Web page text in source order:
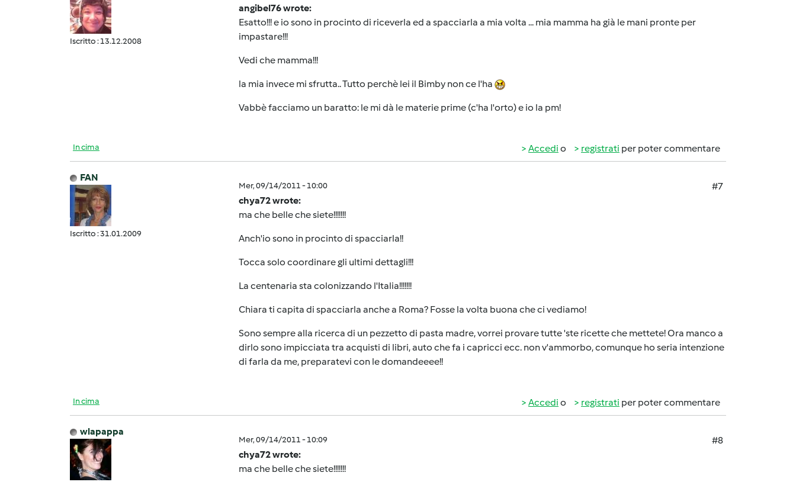
Iscritto : 13.12.2008
angibel76 wrote:
Esatto!!! e io sono in procinto di riceverla ed a spacciarla a mia volta ... mia mamma ha già le mani pronte per
impastare!!!
Vedi che mamma!!!
la mia invece mi sfrutta.. Tutto perchè lei il Bimby non ce l'ha
Vabbè facciamo un baratto: le mi dà le materie prime (c'ha l'orto) e io la pm!
In cima Accedi o registrati per poter commentare
FAN
Iscritto : 31.01.2009
Mer, 09/14/2011 - 10:00
#7
chya72 wrote:
ma che belle che siete!!!!!!!
Anch'io sono in procinto di spacciarla!!
Tocca solo coordinare gli ultimi dettagli!!!
La centenaria sta colonizzando l'Italia!!!!!!!
Chiara ti capita di spacciarla anche a Roma? Fosse la volta buona che ci vediamo!
Sono sempre alla ricerca di un pezzetto di pasta madre, vorrei provare tutte 'ste ricette che mettete! Ora manco a
dirlo sono impicciata tra acquisti di libri, auto che fa i capricci ecc. non v'ammorbo, comunque ho seria intenzione
di farla da me, preparatevi con le domandeeee!!
In cima Accedi o registrati per poter commentare
wlapappa
Mer, 09/14/2011 - 10:09
#8
chya72 wrote:
ma che belle che siete!!!!!!!